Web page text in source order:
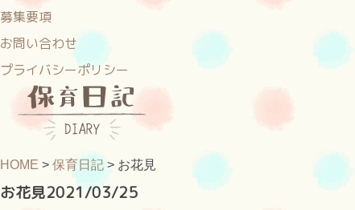
募集要項
お問い合わせ
プライバシーポリシー
HOME > 保育日記 > お花見
お花見2021/03/25